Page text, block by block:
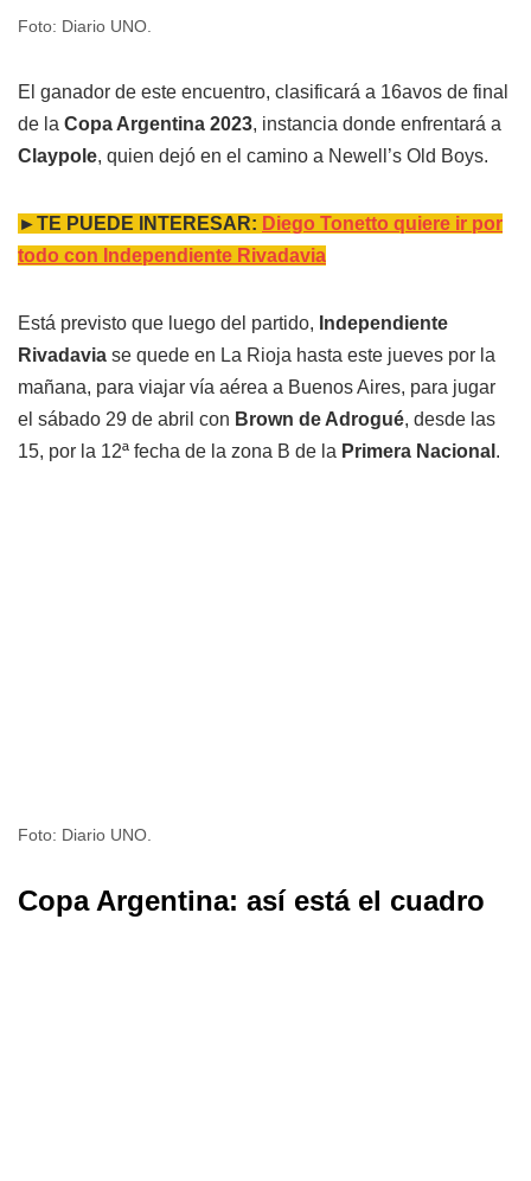
Foto: Diario UNO.
El ganador de este encuentro, clasificará a 16avos de final
de la Copa Argentina 2023, instancia donde enfrentará a
Claypole, quien dejó en el camino a Newell’s Old Boys.
►TE PUEDE INTERESAR: Diego Tonetto quiere ir por
todo con Independiente Rivadavia
Está previsto que luego del partido, Independiente
Rivadavia se quede en La Rioja hasta este jueves por la
mañana, para viajar vía aérea a Buenos Aires, para jugar
el sábado 29 de abril con Brown de Adrogué, desde las
15, por la 12ª fecha de la zona B de la Primera Nacional .
Foto: Diario UNO.
Copa Argentina: así está el cuadro